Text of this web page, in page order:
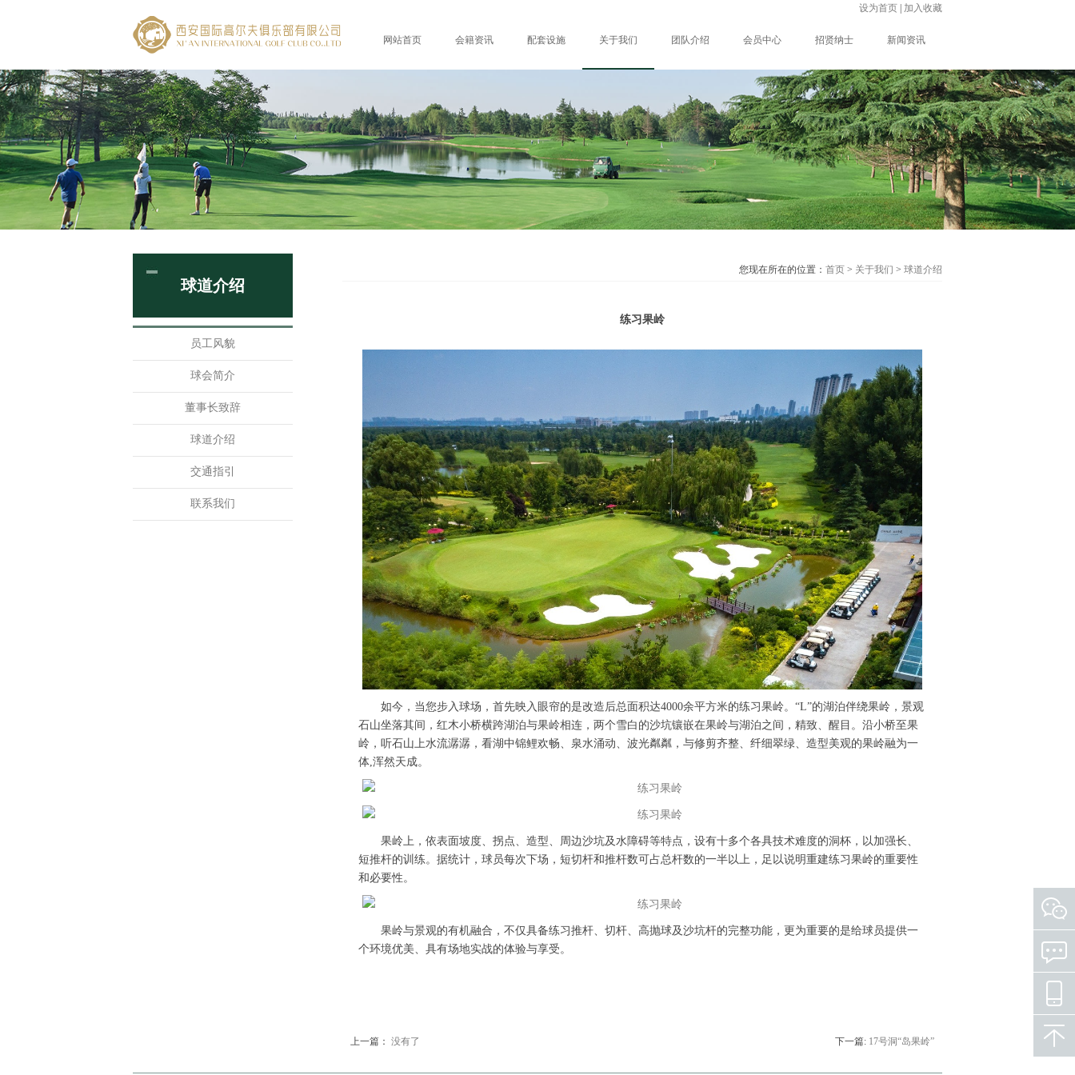
设为首页 加入收藏
网站首页 会籍资讯 配套设施 关于我们 团队介绍 会员中心 招贤纳士 新闻资讯
球道介绍
员工风貌
球会简介
董事长致辞
球道介绍
交通指引
联系我们
您现在所在的位置： 首页 > 关于我们 > 球道介绍
练习果岭
如今，当您步入球场，首先映入眼帘的是改造后总面积达4000余平方米的练习果岭。“L”的湖泊伴绕果岭，景观
石山坐落其间，红木小桥横跨湖泊与果岭相连，两个雪白的沙坑镶嵌在果岭与湖泊之间，精致、醒目。沿小桥至果
岭，听石山上水流潺潺，看湖中锦鲤欢畅、泉水涌动、波光粼粼，与修剪齐整、纤细翠绿、造型美观的果岭融为一
体,浑然天成。
果岭上，依表面坡度、拐点、造型、周边沙坑及水障碍等特点，设有十多个各具技术难度的洞杯，以加强长、
短推杆的训练。据统计，球员每次下场，短切杆和推杆数可占总杆数的一半以上，足以说明重建练习果岭的重要性
和必要性。
果岭与景观的有机融合，不仅具备练习推杆、切杆、高抛球及沙坑杆的完整功能，更为重要的是给球员提供一
个环境优美、具有场地实战的体验与享受。
上一篇： 没有了 下一篇: 17号洞“岛果岭”